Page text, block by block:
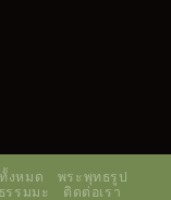
งหมด
พระพุทธรูป
ธรรมมะ
ติดต่อเรา